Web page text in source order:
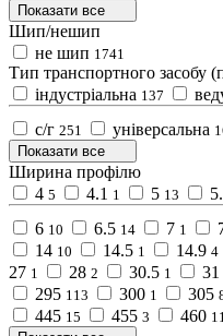
Показати все
Шип/нешип
не шип 1741
Тип транспортного засобу
індустріальна 137
с/г 251 універсальна
Показати все
Ширина профілю
4 5 4.1 1 5 13
6 10 6.5 14 7 1
14 10 14.5 1 14.9 4
27 1 28 2 30.5 1 31
295 113 300 1 305
445 15 455 3 460 11